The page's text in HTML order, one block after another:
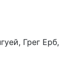
Грег Ерб,